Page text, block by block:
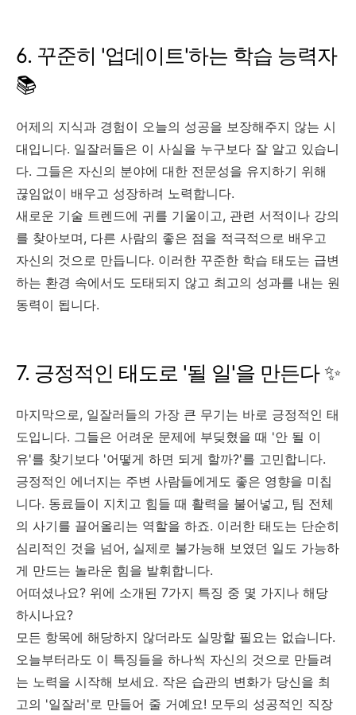
6. 꾸준히 '업데이트'하는 학습 능력자
📚
어제의 지식과 경험이 오늘의 성공을 보장해주지 않는 시
대입니다. 일잘러들은 이 사실을 누구보다 잘 알고 있습니
다. 그들은 자신의 분야에 대한 전문성을 유지하기 위해
끊임없이 배우고 성장하려 노력합니다.
새로운 기술 트렌드에 귀를 기울이고, 관련 서적이나 강의
를 찾아보며, 다른 사람의 좋은 점을 적극적으로 배우고
자신의 것으로 만듭니다. 이러한 꾸준한 학습 태도는 급변
하는 환경 속에서도 도태되지 않고 최고의 성과를 내는 원
동력이 됩니다.
7. 긍정적인 태도로 '될 일'을 만든다 ✨
마지막으로, 일잘러들의 가장 큰 무기는 바로 긍정적인 태
도입니다. 그들은 어려운 문제에 부딪혔을 때 '안 될 이
유'를 찾기보다 '어떻게 하면 되게 할까?'를 고민합니다.
긍정적인 에너지는 주변 사람들에게도 좋은 영향을 미칩
니다. 동료들이 지치고 힘들 때 활력을 불어넣고, 팀 전체
의 사기를 끌어올리는 역할을 하죠. 이러한 태도는 단순히
심리적인 것을 넘어, 실제로 불가능해 보였던 일도 가능하
게 만드는 놀라운 힘을 발휘합니다.
어떠셨나요? 위에 소개된 7가지 특징 중 몇 가지나 해당
하시나요?
모든 항목에 해당하지 않더라도 실망할 필요는 없습니다.
오늘부터라도 이 특징들을 하나씩 자신의 것으로 만들려
는 노력을 시작해 보세요. 작은 습관의 변화가 당신을 최
고의 '일잘러'로 만들어 줄 거예요! 모두의 성공적인 직장